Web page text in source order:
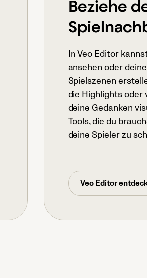
Beziehe
In Veo Editor
ansehen oder
Spielszenen
die Highlights oder
deine Gedanken
Tools, die du
deine Spieler zu
Veo Editor